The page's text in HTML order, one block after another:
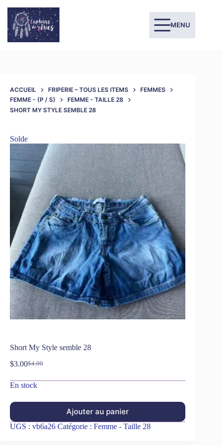
MENU
ACCUEIL FRIPERIE – TOUS LES ITEMS
FEMMES
FEMME - (P / S)
FEMME - TAILLE 28
SHORT MY STYLE SEMBLE 28
Solde
Short My Style semble 28
$4.00
$3.00
En stock
Ajouter au panier
UGS : vb6a26 Catégorie : Femme - Taille 28